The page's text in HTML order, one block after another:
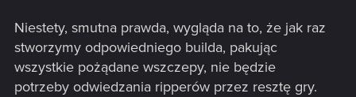
Niestety, smutna prawda, wygląda na to, że jak raz
stworzymy odpowiedniego builda, pakując
wszystkie pożądane wszczepy, nie będzie
potrzeby odwiedzania ripperów przez resztę gry.